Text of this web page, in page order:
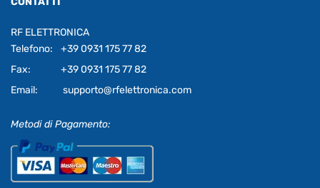
RF ELETTRONICA
Telefono:
+39 0931 175 77 82
Fax:
+39 0931 175 77 82
Email:
supporto@rfelettronica.com
Metodi di Pagamento: